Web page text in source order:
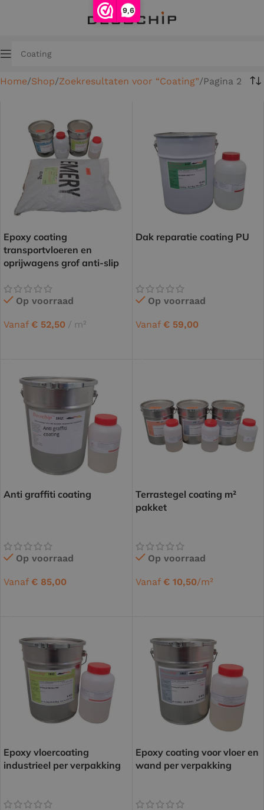
9,6
Home Shop Zoekresultaten voor “Coating” Pagina 2
Epoxy coating
transportvloeren en
oprijwagens grof anti-slip
Op voorraad
Vanaf € 52,50 m²
Dak reparatie coating PU
Op voorraad
Vanaf €59,00
Anti graffiti coating
Op voorraad
Vanaf € 85,00
Terrastegel coating m²
pakket
Op voorraad
Vanaf €10,50/m²
Epoxy vloercoating
industrieel per verpakking
Epoxy coating voor vloer en
wand per verpakking